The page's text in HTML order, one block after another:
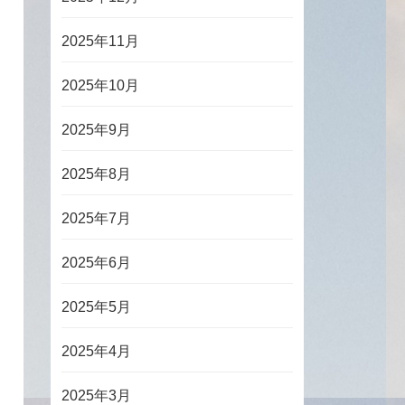
2025年11月
2025年10月
2025年9月
2025年8月
2025年7月
2025年6月
2025年5月
2025年4月
2025年3月